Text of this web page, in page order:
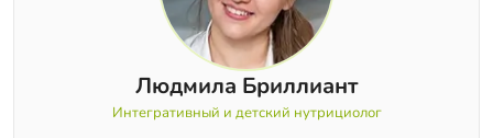
Людмила Бриллиант
Интегративный и детский нутрициолог